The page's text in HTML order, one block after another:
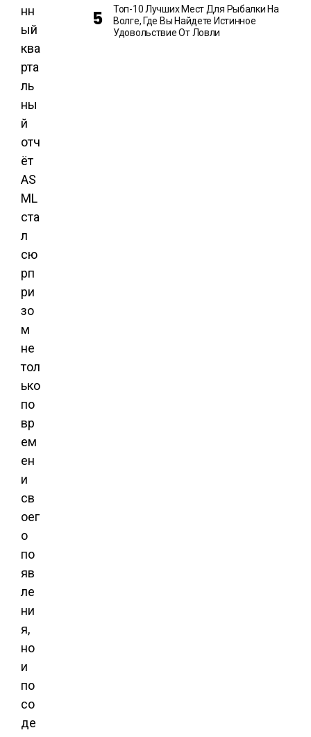
нн
ый
ква
рта
ль
ны
й
отч
ёт
AS
ML
ста
л
сю
рп
ри
зо
м
не
тол
ько
по
вр
ем
ен
и
св
оег
о
по
яв
ле
ни
я,
но
и
по
со
де
Топ-10 Лучших Мест Для Рыбалки На
Волге, Где Вы Найдете Истинное
Удовольствие От Ловли